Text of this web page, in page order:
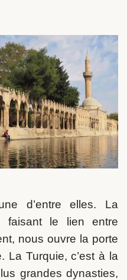
d’entre elles. La
faisant le lien entre
nous ouvre la porte
La Turquie, c’est à la
grandes dynasties,